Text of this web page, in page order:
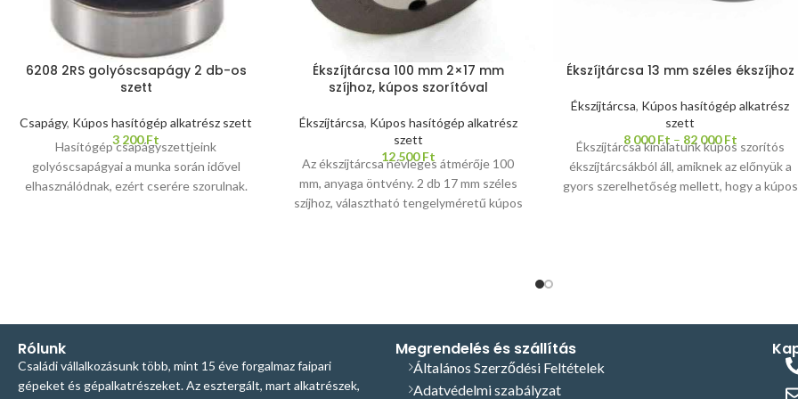
6208 2RS golyóscsapágy 2 db-os
szett
Csapágy, Kúpos hasítógép alkatrész szett
3 200Ft
Hasítógép csapágyszettjeink
golyóscsapágyai a munka során idővel
elhasználódnak, ezért cserére szorulnak.
azonnal kéznél lesznek. A szett az
aktuálisan készleten lévő csapágyainkból
kerül összeállításraTehát, ha ebből 1-et
helyez a kosárba, 2 darab
Ékszíjtárcsa 100 mm 2×17 mm
szíjhoz, kúpos szorítóval
Ékszíjtárcsa, Kúpos hasítógép alkatrész
szett
12 500Ft
Az ékszíjtárcsa névleges átmérője 100
mm, anyaga öntvény. 2 db 17 mm széles
szíjhoz, választható tengelyméretű kúpos
szeretne vásárolni, kérjük érdeklődjön
elérhetőségeinken.
Ékszíjtárcsa 13 mm széles ékszíjhoz
Ékszíjtárcsa, Kúpos hasítógép alkatrész
szett
8 000Ft – 82 000Ft
Ékszíjtárcsa kínálatunk kúpos szorítós
ékszíjtárcsákból áll, amiknek az előnyük a
gyors szerelhetőség mellett, hogy a kúpos
felhasználásra alkalmasak. A tárcsák
anyaga vas öntvény, fényes feketére
festve, a kúpos szorítók anyaga acél,
Rólunk
Családi vállalkozásunk több, mint 15 éve forgalmaz faipari
gépeket és gépalkatrészeket. Az esztergált, mart alkatrészek,
Megrendelés és szállítás
Általános Szerződési Feltételek
Adatvédelmi szabályzat